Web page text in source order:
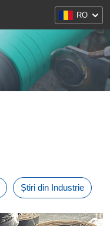
RO
Știri din Industrie